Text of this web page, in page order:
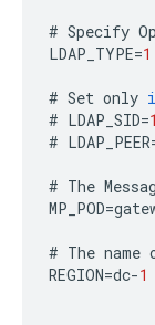
# Specify
LDAP_TYPE=1
# Set only
# LDAP_SID=1
# LDAP_PEER
# The
MP_POD=
# The name
REGION=dc-1